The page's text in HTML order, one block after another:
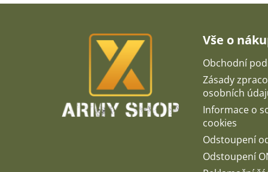
Z
Vše o
Obchodní
Zásady
osobních
Informace o
cookies
Odstoupení
Odstoupení